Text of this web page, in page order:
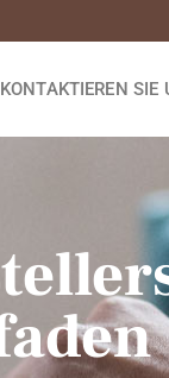
KONTAKTIEREN SIE